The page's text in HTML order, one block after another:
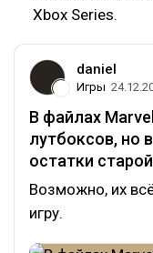
Xbox Series.
daniel
Игры
В файлах
лутбоксов, но
остатки старой
Возможно, их
игру.